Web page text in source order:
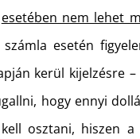
esetében nem lehet
számla esetén
kerül kijelzésre
hogy ennyi
osztani, hiszen